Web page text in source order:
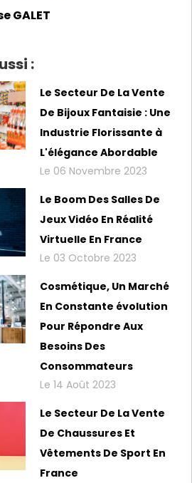
GALET
:
Le Secteur De La Vente
De Bijoux Fantaisie : Une
Industrie Florissante à
L'élégance Abordable
Le 06 Novembre 2023
Le Boom Des Salles De
Jeux Vidéo En Réalité
Virtuelle En France
Le 03 Octobre 2023
Cosmétique, Un Marché
En Constante évolution
Pour Répondre Aux
Besoins Des
Consommateurs
Le 14 Août 2023
Le Secteur De La Vente
De Chaussures Et
Vêtements De Sport En
France